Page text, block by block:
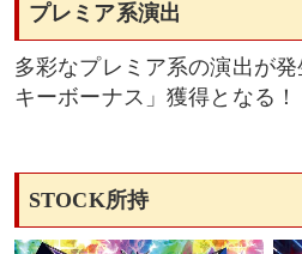
プレミア系演出
多彩なプレミア系の演出が
キーボーナス」獲得となる！
STOCK所持